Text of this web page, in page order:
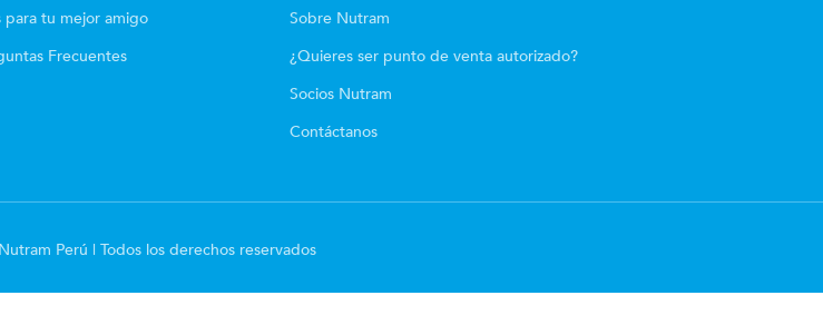
para tu mejor amigo
Frecuentes
Sobre Nutram
¿Quieres ser punto de venta autorizado?
Socios Nutram
Contáctanos
Perú | Todos los derechos reservados